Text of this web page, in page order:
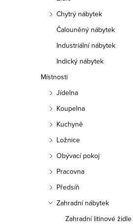
Chytrý nábytek
Čalouněný nábytek
Industriální nábytek
Indický nábytek
Místnosti
Jídelna
Koupelna
Kuchyně
Ložnice
Obývací pokoj
Pracovna
Předsíň
Zahradní nábytek
Zahradní litinové židle